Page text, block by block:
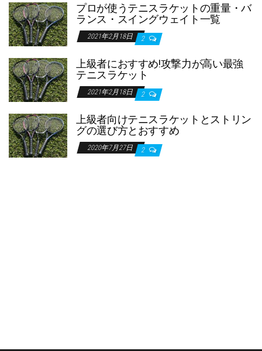
プロが使うテニスラケットの重量・バ
ランス・スイングウェイト一覧
2021年2月18日 2
上級者におすすめ!攻撃力が高い最強
テニスラケット
2021年2月18日 2
上級者向けテニスラケットとストリン
グの選び方とおすすめ
2020年7月27日 2